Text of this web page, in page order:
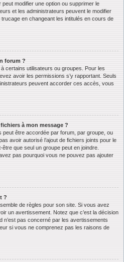
peut modifier une option ou supprimer le
et les administrateurs peuvent le modifier
en changeant les intitulés en cours de
forum ?
certains utilisateurs ou groupes. Pour les
avoir les permissions s’y rapportant. Seuls
peuvent accorder ces accès, vous
à mon message ?
peut être accordée par forum, par groupe, ou
avoir autorisé l’ajout de fichiers joints pour le
que seul un groupe peut en joindre.
pas pourquoi vous ne pouvez pas ajouter
?
de règles pour son site. Si vous avez
un avertissement. Notez que c’est la décision
n’est pas concerné par les avertissements
si vous ne comprenez pas les raisons de